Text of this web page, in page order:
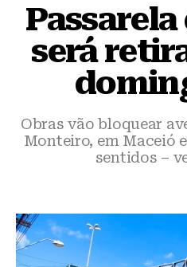
Passarela
será
Obras vão bloquear
Monteiro, em Maceió
sentidos –